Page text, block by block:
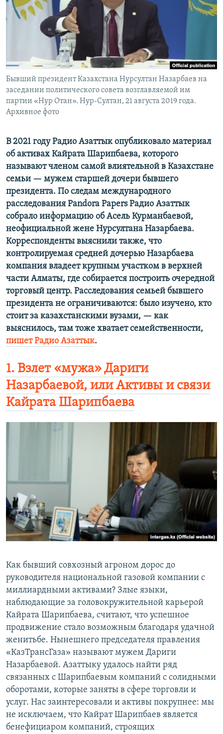
ПОБЕДИТЕЛЕЙ НЕ СУДЯТ?
КРЫМ.НЕПОКОРЕННЫЙ
УКРАИНСКАЯ ПРОБЛЕМА КРЫМА
ПРИСОЕДИНЯЙТЕСЬ!
Все сайты RFE/RL
Бывший президент Казахстана Нурсултан Назарбаев на
заседании политического совета возглавляемой им
партии «Нур Отан». Нур-Султан, 21 августа 2019 года.
Архивное фото
В 2021 году Радио Азаттык опубликовало материал
об активах Кайрата Шарипбаева, которого
называют членом самой влиятельной в Казахстане
семьи — мужем старшей дочери бывшего
президента. По следам международного
расследования Pandora Papers Радио Азаттык
собрало информацию об Асель Курманбаевой,
неофициальной жене Нурсултана Назарбаева.
Корреспонденты выяснили также, что
контролируемая средней дочерью Назарбаева
компания владеет крупным участком в верхней
части Алматы, где собирается построить очередной
торговый центр. Расследования семьей бывшего
президента не ограничиваются: было изучено, кто
стоит за казахстанскими вузами, — как
выяснилось, там тоже хватает семейственности,
пишет Радио Азаттык.
1. Взлет «мужа» Дариги
Назарбаевой, или Активы и связи
Кайрата Шарипбаева
Как бывший совхозный агроном дорос до
руководителя национальной газовой компании с
миллиардными активами? Злые языки,
наблюдающие за головокружительной карьерой
Кайрата Шарипбаева, считают, что успешное
продвижение стало возможным благодаря удачной
женитьбе. Нынешнего председателя правления
«КазТрансГаза» называют мужем Дариги
Назарбаевой. Азаттыку удалось найти ряд
связанных с Шарипбаевым компаний с солидными
оборотами, которые заняты в сфере торговли и
услуг. Нас заинтересовали и активы покрупнее: мы
не исключаем, что Кайрат Шарипбаев является
бенефициаром компаний, строящих